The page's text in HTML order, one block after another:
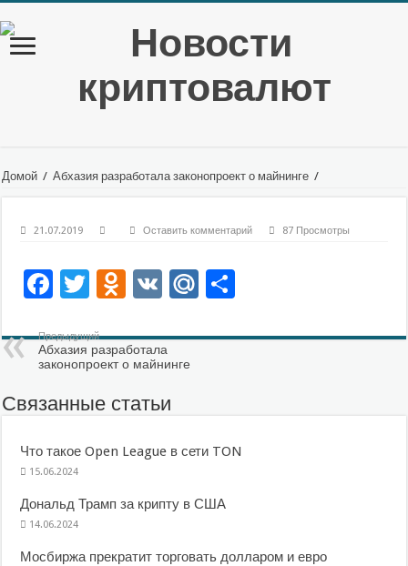
Домой / Абхазия разработала законопроект о майнинге /
21.07.2019 Оставить комментарий 87 Просмотры
Facebook
Twitter
Odnoklassniki
VK Mail.Ru
Предыдущий
Абхазия разработала
законопроект о майнинге
Связанные статьи
Что такое Open League в сети TON
15.06.2024
Дональд Трамп за крипту в США
14.06.2024
Мосбиржа прекратит торговать долларом и евро